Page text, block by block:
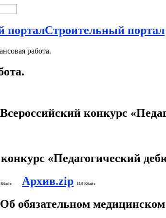
Строительный портал
работа.
«Педагогический
Кбайт Архив.zip 14,9 Кбайт